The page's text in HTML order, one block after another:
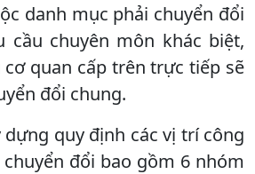
danh mục phải chuyển đổi
cầu chuyên môn khác biệt,
quan cấp trên trực tiếp sẽ
đổi chung.
dựng quy định các vị trí công
đổi bao gồm 6 nhóm